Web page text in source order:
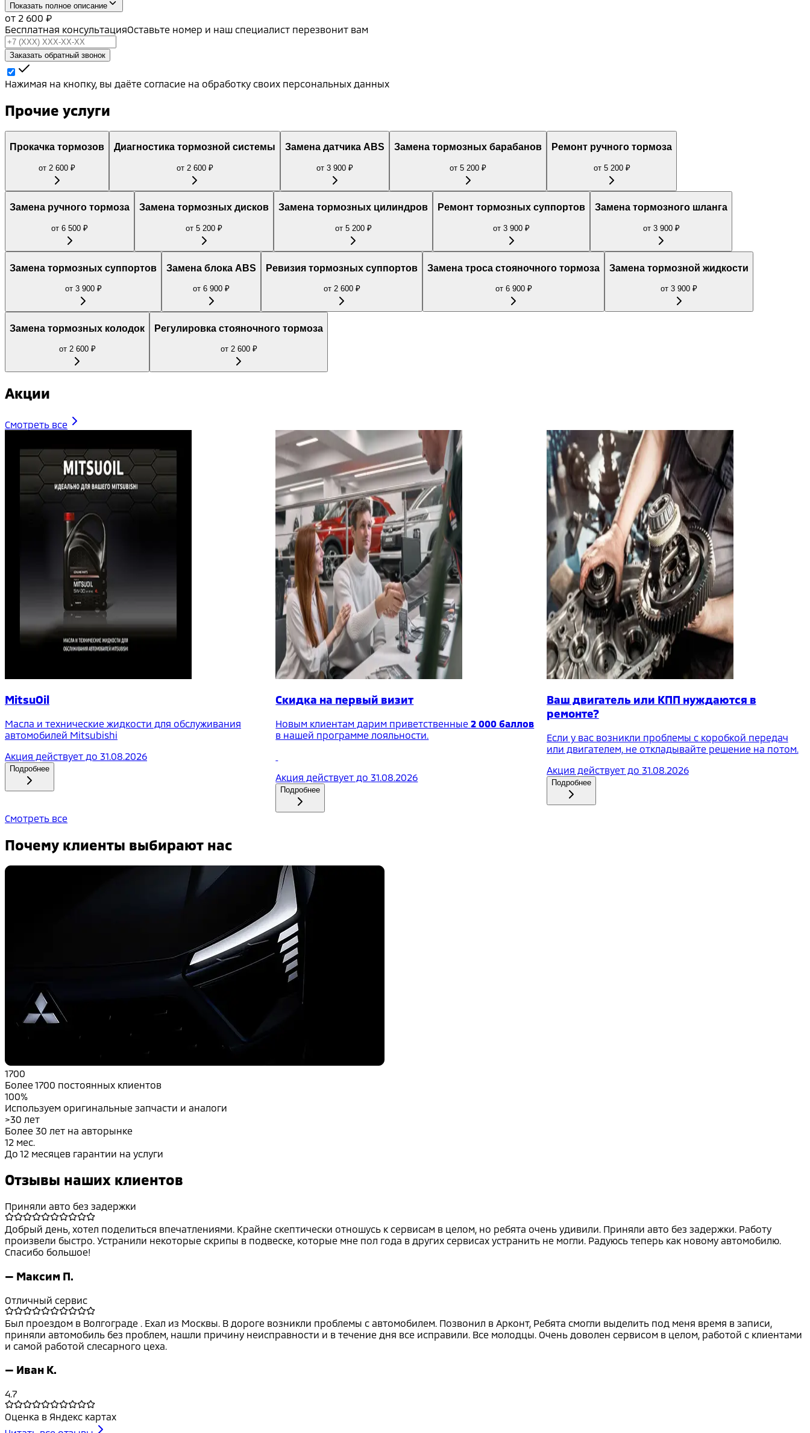
Показать полное описание
от 2 600 ₽
Бесплатная консультацияОставьте номер и наш специалист перезвонит вам
Заказать обратный звонок
Нажимая на кнопку, вы даёте согласие на обработку своих персональных данных
Прочие услуги
Прокачка тормозов
от 2 600 ₽
Диагностика тормозной системы
от 2 600₽
Замена датчика ABS
от 3 900 ₽
Замена тормозных барабанов
от 5 200 ₽
Ремонт ручного тормоза
от 5 200₽
Замена ручного тормоза
от 6 500 ₽
Замена тормозных дисков
от 5 200 ₽
Замена тормозных цилиндров
от 5 200₽
Ремонт тормозных суппортов
от 3 900 ₽
Замена тормозного шланга
от 3 900₽
Замена тормозных суппортов
от 3 900₽
Замена блока ABS
от 6 900 ₽
Ревизия тормозных суппортов
от 2 600₽
Замена троса стояночного тормоза
от 6 900₽
Замена тормозной жидкости
от 3 900 ₽
Замена тормозных колодок
от 2 600₽
Регулировка стояночного тормоза
от 2 600₽
Акции
Смотреть все
MitsuOil
Масла и технические жидкости для обслуживания
автомобилей Mitsubishi
Акция действует до 31.08.2026
Подробнее
Скидка на первый визит
Новым клиентам дарим приветственные2 000 баллов
в нашей программе лояльности.
Акция действует до31.08.2026
Подробнее
Ваш двигатель или КПП нуждаются в
ремонте?
Если у вас возникли проблемы с коробкой передач
или двигателем, не откладывайте решение на потом.
Акция действует до 31.08.2026
Подробнее
Смотреть все
Почему клиенты выбирают нас
1700
Более 1700 постоянных клиентов
100%
Используем оригинальные запчасти и аналоги
>30 лет
Более 30 лет на авторынке
12 мес.
До 12 месяцев гарантии на услуги
Отзывы наших клиентов
Приняли авто без задержки
Добрый день, хотел поделиться впечатлениями. Крайне скептически отношусь к сервисам в целом, но ребята очень удивили. Приняли авто без задержки. Работу
произвели быстро. Устранили некоторые скрипы в подвеске, которые мне пол года в других сервисах устранить не могли. Радуюсь теперь как новому автомобилю.
Спасибо большое!
— Максим П.
Отличный сервис
Был проездом в Волгограде . Ехал из Москвы. В дороге возникли проблемы с автомобилем. Позвонил в Арконт, Ребята смогли выделить под меня время в записи,
приняли автомобиль без проблем, нашли причину неисправности и в течение дня все исправили. Все молодцы. Очень доволен сервисом в целом, работой с клиентами
и самой работой слесарного цеха.
— Иван К.
4.7
Оценка в Яндекс картах